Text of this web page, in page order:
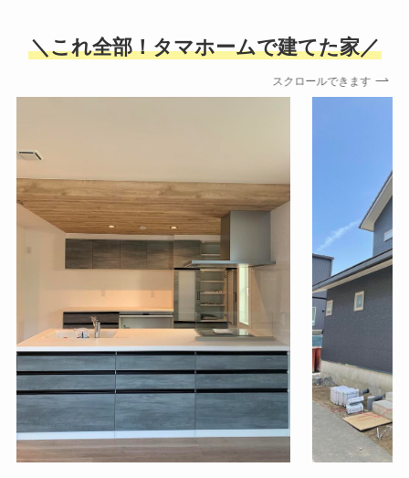
＼これ全部！タマホームで建てた家／
スクロールできます